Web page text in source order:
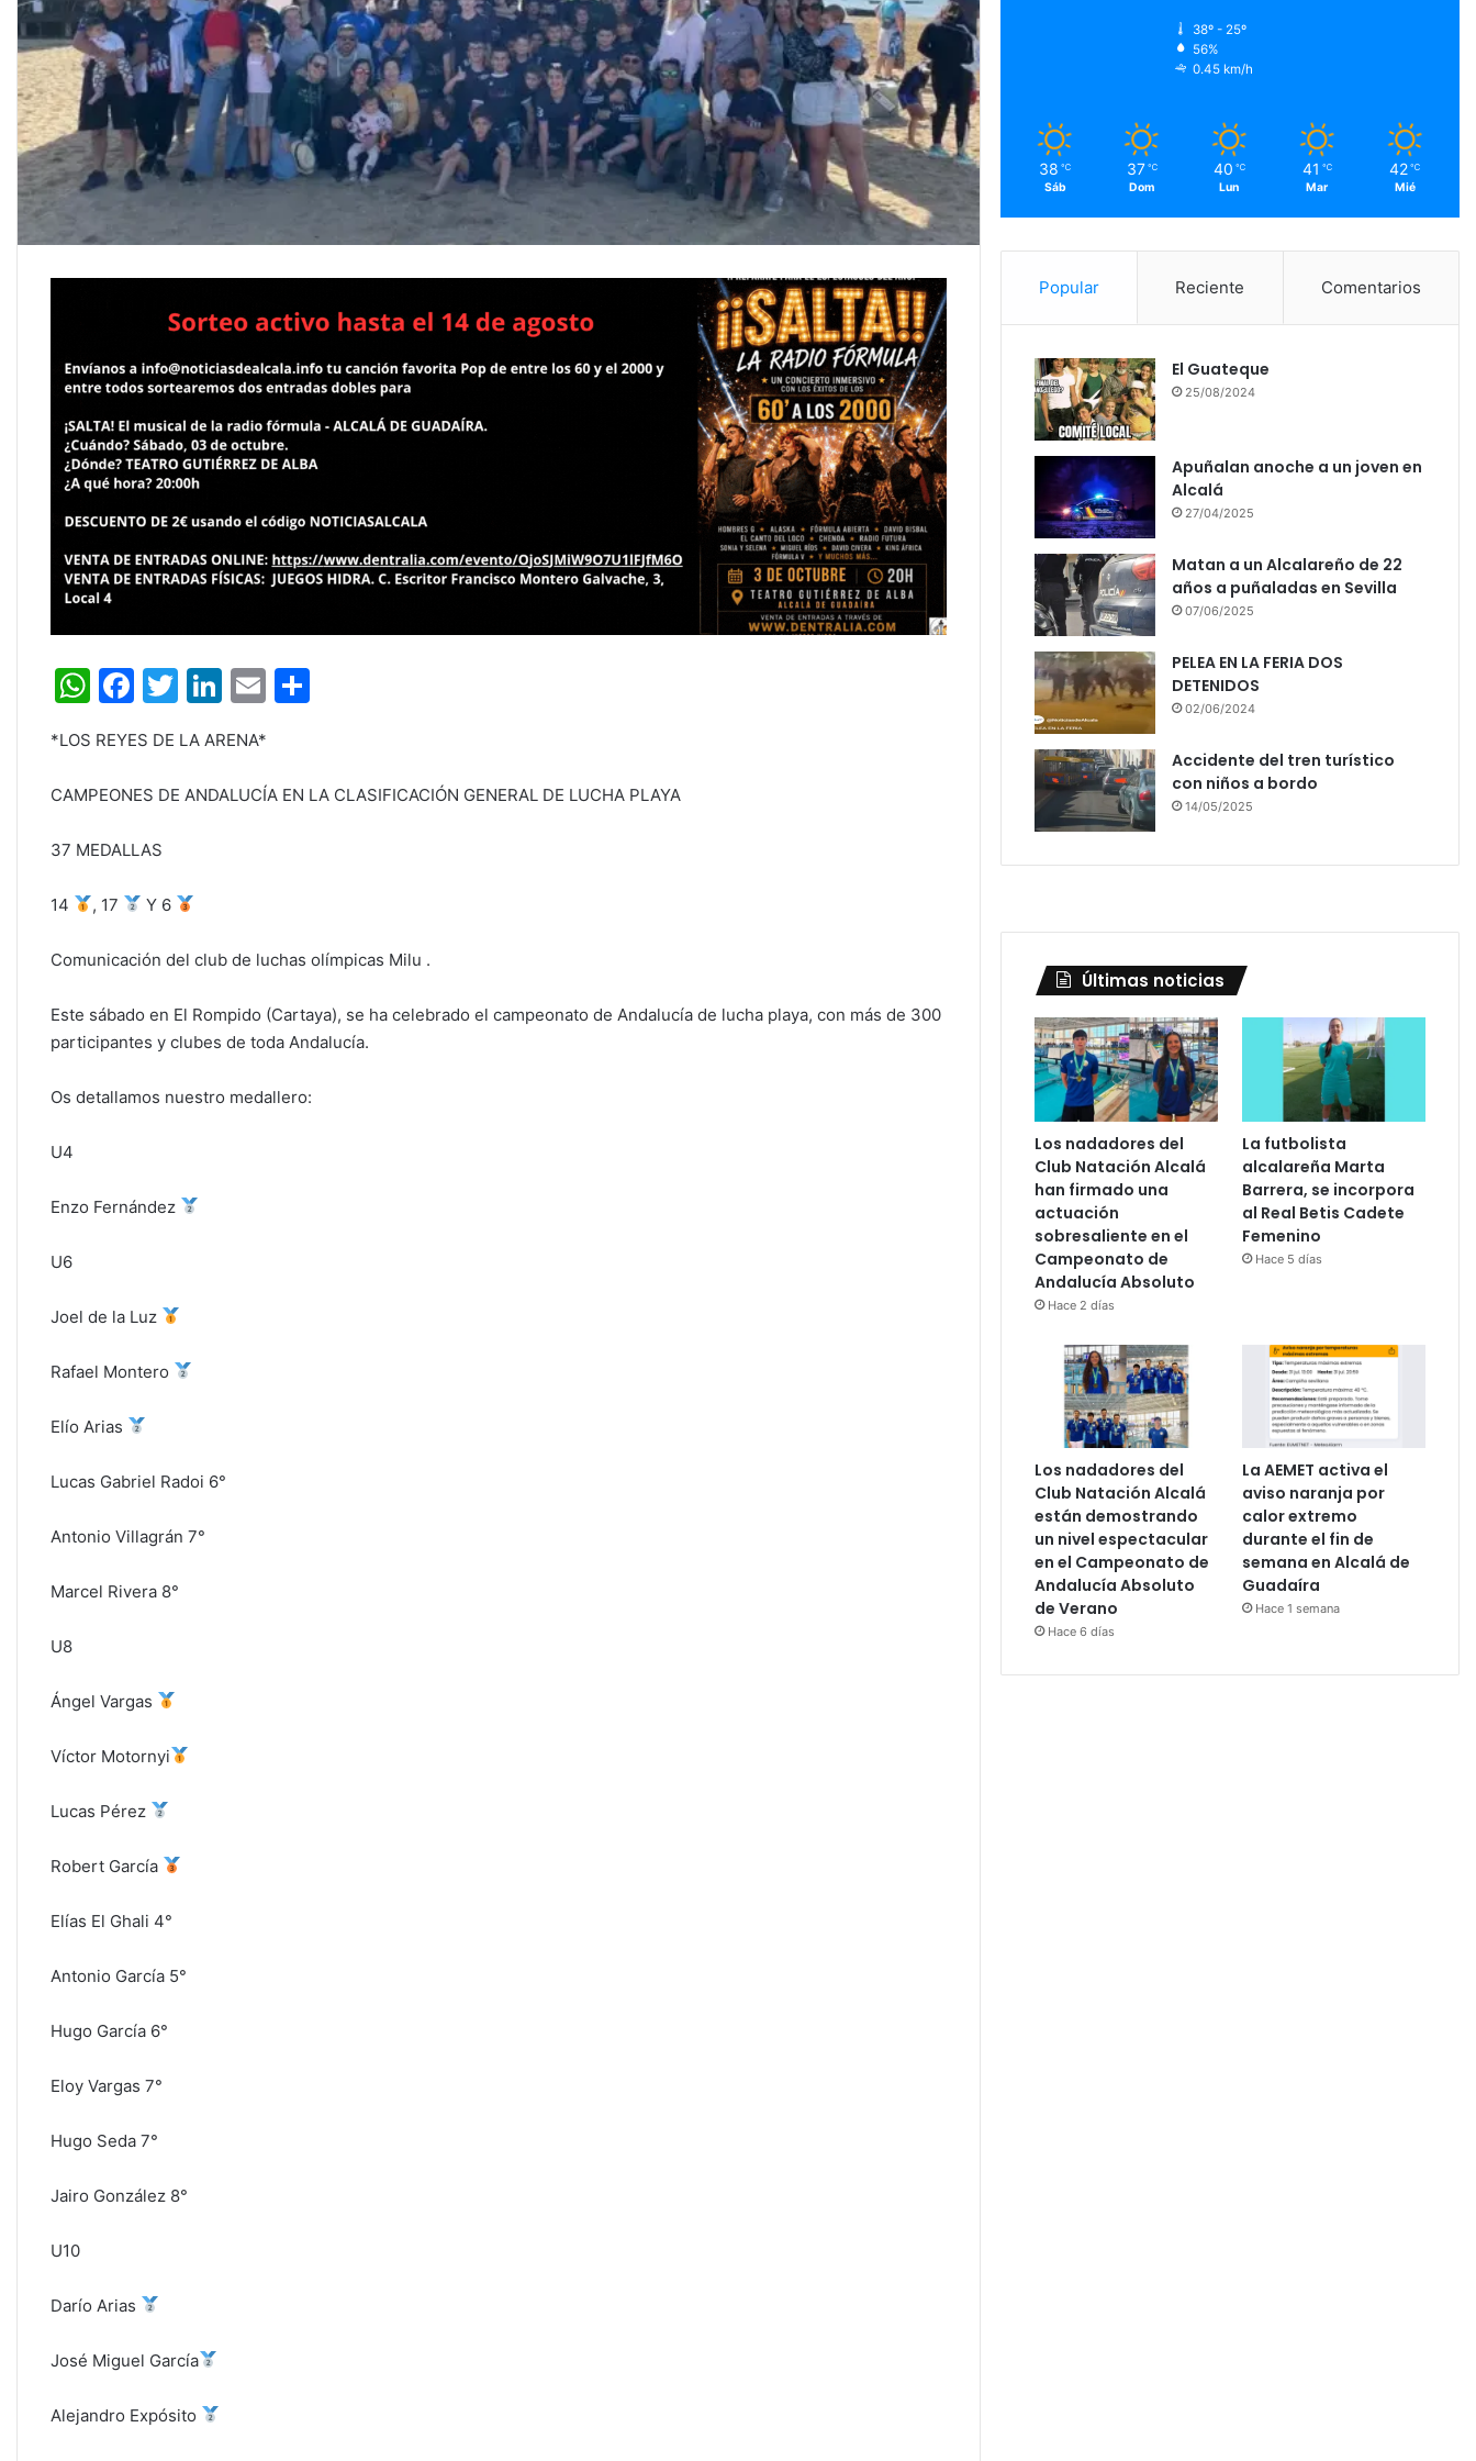
W
at
s
p
p
F
c
e
o
o
T
itt
er
Li
k
e
E
l
p
*LOS REYES DE LA ARENA*
CAMPEONES DE ANDALUCÍA EN LA CLASIFICACIÓN GENERAL DE LUCHA PLAYA
37 MEDALLAS
14 , 17 Y 6
Comunicación del club de luchas olímpicas Milu .
Este sábado en El Rompido (Cartaya), se ha celebrado el campeonato de Andalucía de lucha playa, con más de 300
participantes y clubes de toda Andalucía.
Os detallamos nuestro medallero:
U4
Enzo Fernández
U6
Joel de la Luz
Rafael Montero
Elío Arias
Lucas Gabriel Radoi 6°
Antonio Villagrán 7°
Marcel Rivera 8°
U8
Ángel Vargas
Víctor Motornyi
Lucas Pérez
Robert García
Elías El Ghali 4°
Antonio García 5°
Hugo García 6°
Eloy Vargas 7°
Hugo Seda 7°
Jairo González 8°
U10
Darío Arias
José Miguel García
Alejandro Expósito
38º - 25º
56%
0.45 km/h
38 ℃
Sáb
37 ℃
Dom
40 ℃
Lun
41 ℃
Mar
42 ℃
Mié
Popular Reciente Comentarios
El Guateque
25/08/2024
Apuñalan anoche a un joven en
Alcalá
27/04/2025
Matan a un Alcalareño de 22
años a puñaladas en Sevilla
07/06/2025
PELEA EN LA FERIA DOS
DETENIDOS
02/06/2024
Accidente del tren turístico
con niños a bordo
14/05/2025
Últimas noticias
Los nadadores del
Club Natación Alcalá
han firmado una
actuación
sobresaliente en el
Campeonato de
Andalucía Absoluto
Hace 2 días
La futbolista
alcalareña Marta
Barrera, se incorpora
al Real Betis Cadete
Femenino
Hace 5 días
Los nadadores del
Club Natación Alcalá
están demostrando
un nivel espectacular
en el Campeonato de
Andalucía Absoluto
de Verano
Hace 6 días
La AEMET activa el
aviso naranja por
calor extremo
durante el fin de
semana en Alcalá de
Guadaíra
Hace 1 semana